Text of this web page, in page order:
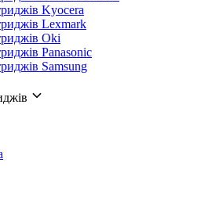
Kyocera
Lexmark
Oki
Panasonic
Samsung